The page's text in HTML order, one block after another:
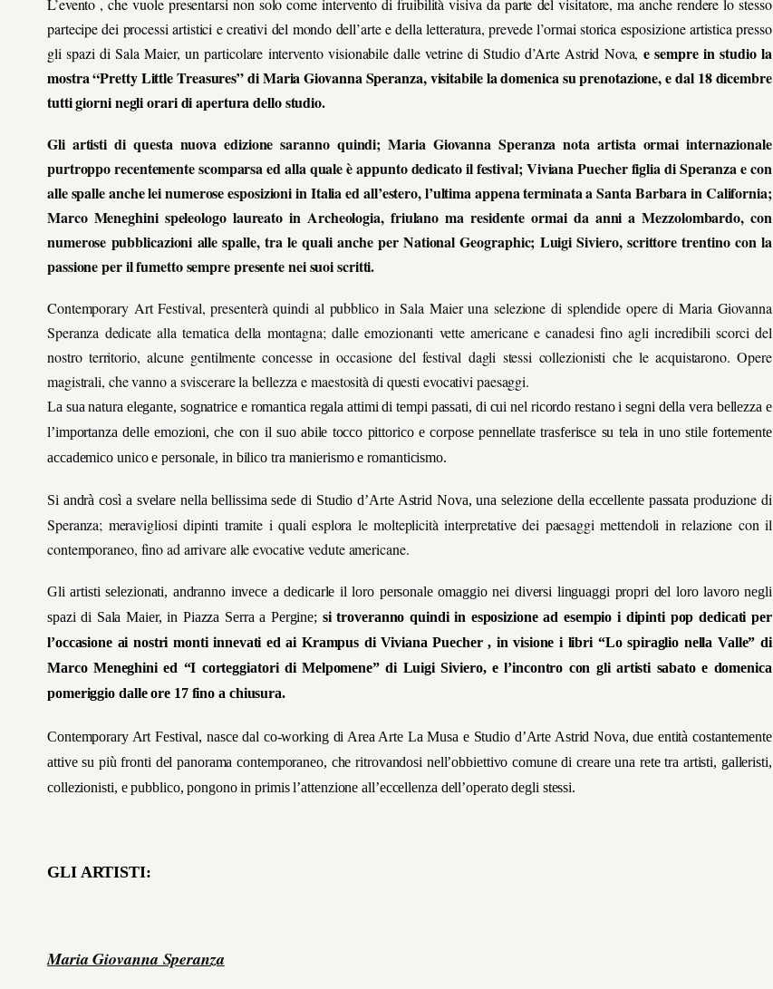
partecipe dei processi artistici e creativi del mondo dell’arte e della letteratura, prevede l’ormai storica esposizione artistica presso
gli spazi di Sala Maier, un particolare intervento visionabile dalle vetrine di Studio d’Arte Astrid Nova, e sempre in studio la
mostra “Pretty Little Treasures” di Maria Giovanna Speranza, visitabile la domenica su prenotazione, e dal 18 dicembre
tutti giorni negli orari di apertura dello studio.
Gli artisti di questa nuova edizione saranno quindi; Maria Giovanna Speranza nota artista ormai internazionale
purtroppo recentemente scomparsa ed alla quale è appunto dedicato il festival; Viviana Puecher figlia di Speranza e con
alle spalle anche lei numerose esposizioni in Italia ed all’estero, l’ultima appena terminata a Santa Barbara in California;
Marco Meneghini speleologo laureato in Archeologia, friulano ma residente ormai da anni a Mezzolombardo, con
numerose pubblicazioni alle spalle, tra le quali anche per National Geographic; Luigi Siviero, scrittore trentino con la
passione per il fumetto sempre presente nei suoi scritti.
Contemporary Art Festival, presenterà quindi al pubblico in Sala Maier una selezione di splendide opere di Maria Giovanna
Speranza dedicate alla tematica della montagna; dalle emozionanti vette americane e canadesi fino agli incredibili scorci del
nostro territorio, alcune gentilmente concesse in occasione del festival dagli stessi collezionisti che le acquistarono. Opere
magistrali, che vanno a sviscerare la bellezza e maestosità di questi evocativi paesaggi.
La sua natura elegante, sognatrice e romantica regala attimi di tempi passati, di cui nel ricordo restano i segni della vera bellezza e
l’importanza delle emozioni, che con il suo abile tocco pittorico e corpose pennellate trasferisce su tela in uno stile fortemente
accademico unico e personale, in bilico tra manierismo e romanticismo.
Si andrà così a svelare nella bellissima sede di Studio d’Arte Astrid Nova, una selezione della eccellente passata produzione di
Speranza; meravigliosi dipinti tramite i quali esplora le molteplicità interpretative dei paesaggi mettendoli in relazione con il
contemporaneo, fino ad arrivare alle evocative vedute americane.
Gli artisti selezionati, andranno invece a dedicarle il loro personale omaggio nei diversi linguaggi propri del loro lavoro negli
spazi di Sala Maier, in Piazza Serra a Pergine; si troveranno quindi in esposizione ad esempio i dipinti pop dedicati per
l’occasione ai nostri monti innevati ed ai Krampus di Viviana Puecher , in visione i libri “Lo spiraglio nella Valle” di
Marco Meneghini ed “I corteggiatori di Melpomene” di Luigi Siviero, e l’incontro con gli artisti sabato e domenica
pomeriggio dalle ore 17 fino a chiusura.
Contemporary Art Festival, nasce dal co-working di Area Arte La Musa e Studio d’Arte Astrid Nova, due entità costantemente
attive su più fronti del panorama contemporaneo, che ritrovandosi nell’obbiettivo comune di creare una rete tra artisti, galleristi,
collezionisti, e pubblico, pongono in primis l’attenzione all’eccellenza dell’operato degli stessi.
GLI ARTISTI:
Maria Giovanna Speranza